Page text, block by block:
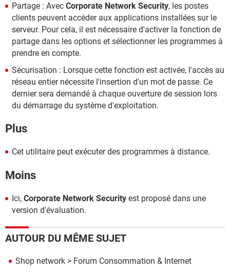
Partage : Avec Corporate Network Security, les postes
clients peuvent accéder aux applications installées sur le
serveur. Pour cela, il est nécessaire d'activer la fonction de
partage dans les options et sélectionner les programmes à
prendre en compte.
Sécurisation : Lorsque cette fonction est activée, l'accès au
réseau entier nécessite l'insertion d'un mot de passe. Ce
dernier sera demandé à chaque ouverture de session lors
du démarrage du système d'exploitation.
Plus
Cet utilitaire peut exécuter des programmes à distance.
Moins
Ici, Corporate Network Security est proposé dans une
version d'évaluation.
AUTOUR DU MÊME SUJET
Shop network > Forum Consommation & Internet